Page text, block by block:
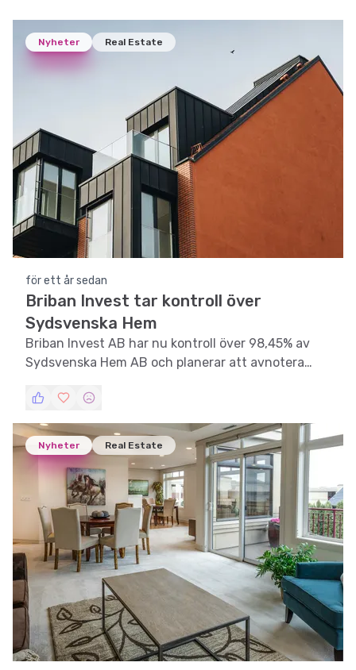
Nyheter Real Estate
för ett år sedan
Briban Invest tar kontroll över
Sydsvenska Hem
Briban Invest AB har nu kontroll över 98,45% av
Sydsvenska Hem AB och planerar att avnotera
Nyheter Real Estate